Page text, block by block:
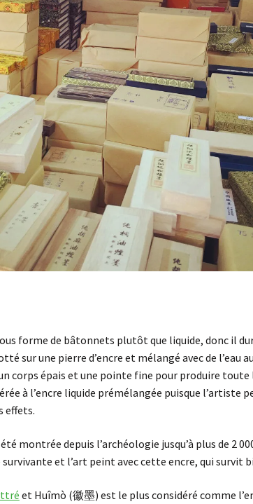
forme de bâtonnets plutôt que liquide, donc il
sur une pierre d’encre et mélangé avec de l’eau
corps épais et une pointe fine pour produire toute
à l’encre liquide prémélangée puisque l’artiste
effets.
montrée depuis l’archéologie jusqu’à plus de 2
et l’art peint avec cette encre, qui survit
et Huîmò (徽墨) est le plus considéré comme